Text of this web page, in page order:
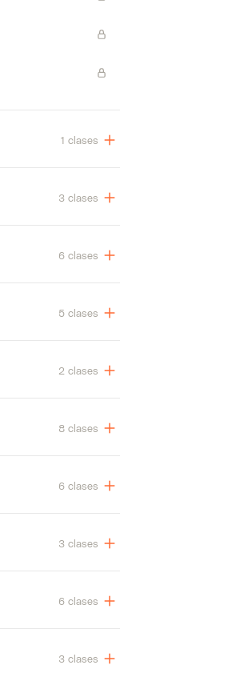
1 clases
3 clases
6 clases
5 clases
2 clases
8 clases
6 clases
3 clases
6 clases
3 clases